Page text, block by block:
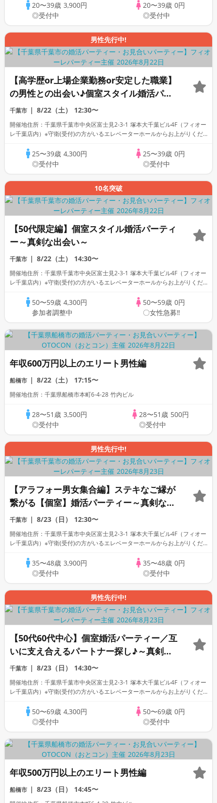
20〜39歳 3,900円
◎受付中
20〜39歳 0円
◎受付中
男性先行中!
【高学歴or上場企業勤務or安定した職業】
の男性との出会い♪個室スタイル婚活パー
ティー～真剣な出会い～
千葉市 8/22（土） 12:30〜
開催地住所：千葉県千葉市中央区富士見2-3-1 塚本大千葉ビル4F（フィオー
レ千葉店内）※守衛(受付)の方がいるエレベーターホールからお上がりくだ
25〜39歳 4,300円
◎受付中
25〜39歳 0円
◎受付中
10名突破
【50代限定編】個室スタイル婚活パーティ
ー～真剣な出会い～
千葉市 8/22（土） 14:30〜
開催地住所：千葉県千葉市中央区富士見2-3-1 塚本大千葉ビル4F（フィオー
レ千葉店内）※守衛(受付)の方がいるエレベーターホールからお上がりくだ
50〜59歳 4,300円
参加者調整中
50〜59歳 0円
〇女性急募‼
年収600万円以上のエリート男性編
船橋市 8/22（土） 17:15〜
開催地住所：千葉県船橋市本町6-4-28 竹内ビル
28〜51歳 3,500円
◎受付中
28〜51歳 500円
◎受付中
男性先行中!
【アラフォー男女集合編】ステキなご縁が
繋がる【個室】婚活パーティー～真剣な出
会い～
千葉市 8/23（日） 12:30〜
開催地住所：千葉県千葉市中央区富士見2-3-1 塚本大千葉ビル4F（フィオー
レ千葉店内）※守衛(受付)の方がいるエレベーターホールからお上がりくだ
35〜48歳 3,900円
◎受付中
35〜48歳 0円
◎受付中
男性先行中!
【50代60代中心】個室婚活パーティー／互
いに支え合えるパートナー探し♪～真剣な
出会い～
千葉市 8/23（日） 14:30〜
開催地住所：千葉県千葉市中央区富士見2-3-1 塚本大千葉ビル4F（フィオー
レ千葉店内）※守衛(受付)の方がいるエレベーターホールからお上がりくだ
50〜69歳 4,300円
◎受付中
50〜69歳 0円
◎受付中
年収500万円以上のエリート男性編
船橋市 8/23（日） 14:45〜